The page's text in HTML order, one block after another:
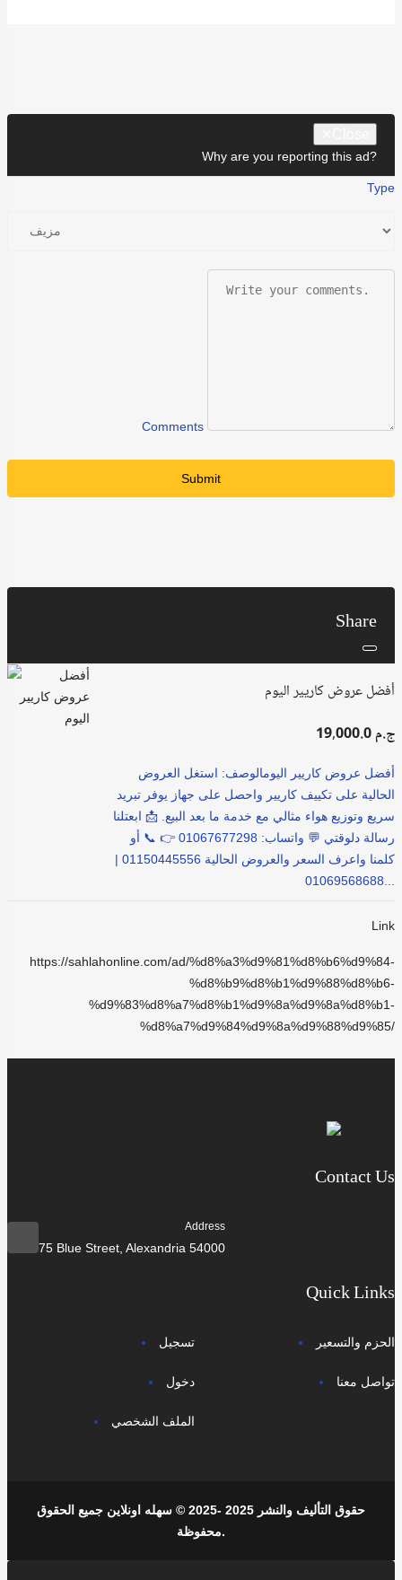
Why are you reporting this ad?
Type
Comments
Submit
Share
أفضل عروض كاريير اليوم
19,000.0 ج.م
أفضل عروض كاريير اليومالوصف: استغل العروض
الحالية على تكييف كاريير واحصل على جهاز يوفر تبريد
سريع وتوزيع هواء مثالي مع خدمة ما بعد البيع. 📩 ابعتلنا
رسالة دلوقتي 💬 واتساب: 01067677298 👉 📞 أو
كلمنا واعرف السعر والعروض الحالية 01150445556 |
Link
https://sahlahonline.com/ad/%d8%a3%d9%81%d8%b6%d9%84-
%d8%b9%d8%b1%d9%88%d8%b6-
%d9%83%d8%a7%d8%b1%d9%8a%d9%8a%d8%b1-
%d8%a7%d9%84%d9%8a%d9%88%d9%85/
Contact Us
Address
75 Blue Street, Alexandria 54000
Quick Links
تسجيل
دخول
الملف الشخصي
الحزم والتسعير
تواصل معنا
حقوق التأليف والنشر 2025 -2025 © سهله اونلاين جميع الحقوق
محفوظة.